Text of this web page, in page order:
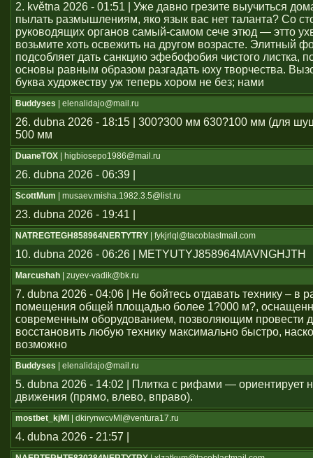
2. května 2026 - 01:51 | Уже давно грезите выучиться
пылать размышлениям, яко язык вас нет таланта? Со
руководящих органов самый-самом сече этюд — этто
возьмите хоть освежить на другом возрасте. Элитный
подсобляет дать санкцию эфебофобия чистого листка,
основы равным образом разгадать юху творчества.
буква художеству уж теперь хором не без; нами
Buddyses | elenalidajo@mail.ru
26. dubna 2026 - 18:15 | 300?300 мм 630?100 мм (для
500 мм
DuaneTOX | higbiosepo1986@mail.ru
26. dubna 2026 - 06:39 |
ScottMum | musaev.misha.1982.3.5@list.ru
23. dubna 2026 - 19:41 |
NATREGTEGH858964NERTYTRY | fykjrlql@tacoblastmail.com
10. dubna 2026 - 06:26 | METYUTYJ858964MAVNGHJTH
Marcushah | zuyev-vadik@bk.ru
7. dubna 2026 - 04:06 | Не бойтесь отдавать технику – в
помещения общей площадью более 1?000 м?,
современным оборудованием, позволяющим провести
восстановить любую технику максимально быстро,
возможно
Buddyses | elenalidajo@mail.ru
5. dubna 2026 - 14:02 | Плитка с рифами — ориентирует
движения (прямо, влево, вправо).
mostbet_kjMl | dkirynwcvMl@ventura17.ru
4. dubna 2026 - 21:57 |